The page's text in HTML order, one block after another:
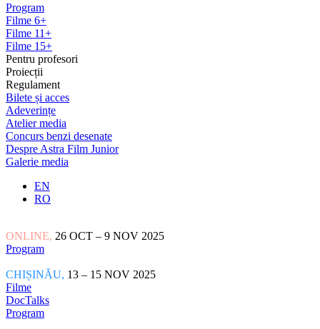
Program
Filme 6+
Filme 11+
Filme 15+
Pentru profesori
Proiecții
Regulament
Bilete și acces
Adeverințe
Atelier media
Concurs benzi desenate
Despre Astra Film Junior
Galerie media
EN
RO
ONLINE, 26 OCT – 9 NOV 2025
Program
CHIȘINĂU, 13 – 15 NOV 2025
Filme
DocTalks
Program